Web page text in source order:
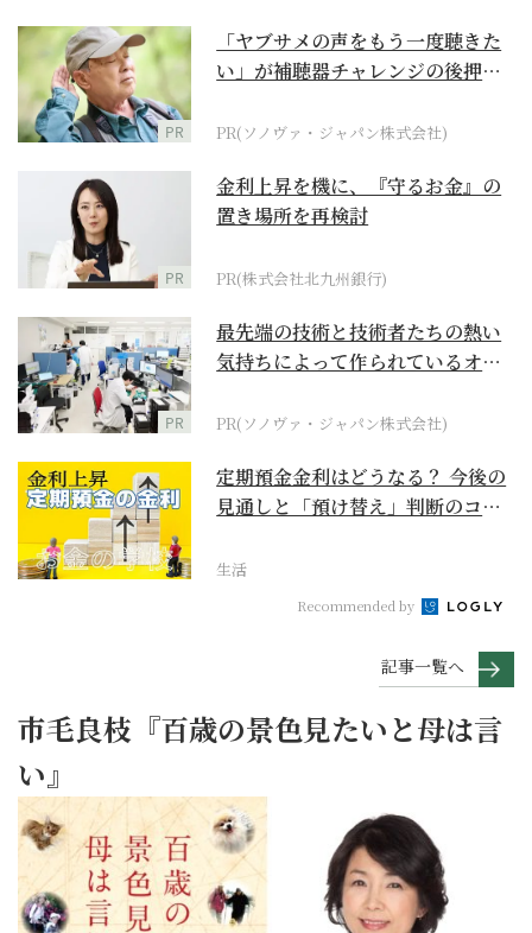
PR
「ヤブサメの声をもう一度聴きた
い」が補聴器チャレンジの後押し
PR(ソノヴァ・ジャパン株式会社)
PR
金利上昇を機に、『守るお金』の
置き場所を再検討
PR(株式会社北九州銀行)
PR
最先端の技術と技術者たちの熱い
気持ちによって作られているオー
PR(ソノヴァ・ジャパン株式会社)
定期預金金利はどうなる？ 今後の
見通しと「預け替え」判断のコツ
生活
Recommended by
記事一覧へ
市毛良枝『百歳の景色見たいと母は言
い』